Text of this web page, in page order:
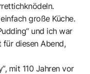
große Küche.
und ich war
für diesen Abend,
mit 110 Jahren vor